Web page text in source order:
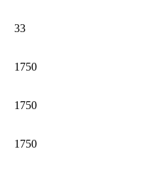
33
1750
1750
1750